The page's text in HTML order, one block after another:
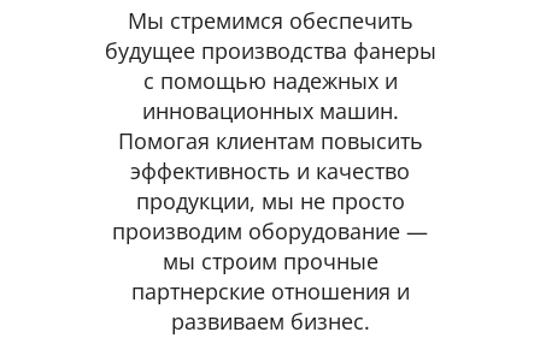
Мы стремимся обеспечить
будущее производства фанеры
с помощью надежных и
инновационных машин.
Помогая клиентам повысить
эффективность и качество
продукции, мы не просто
производим оборудование —
мы строим прочные
партнерские отношения и
развиваем бизнес.